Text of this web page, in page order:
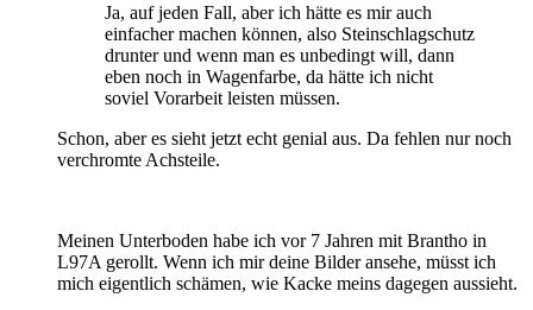
Ja, auf jeden Fall, aber ich hätte es mir auch
einfacher machen können, also Steinschlagschutz
drunter und wenn man es unbedingt will, dann
eben noch in Wagenfarbe, da hätte ich nicht
soviel Vorarbeit leisten müssen.
Schon, aber es sieht jetzt echt genial aus. Da fehlen nur noch
verchromte Achsteile.
Meinen Unterboden habe ich vor 7 Jahren mit Brantho in
L97A gerollt. Wenn ich mir deine Bilder ansehe, müsst ich
mich eigentlich schämen, wie Kacke meins dagegen aussieht.